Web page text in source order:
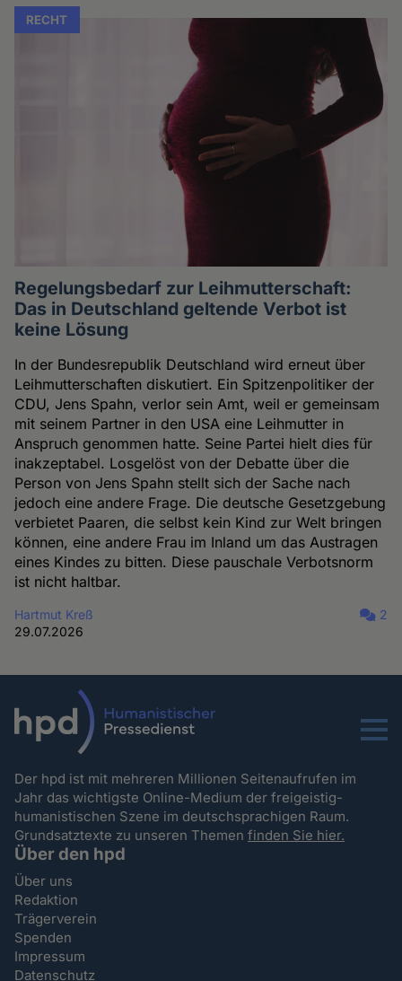
RECHT
Regelungsbedarf zur Leihmutterschaft:
Das in Deutschland geltende Verbot ist
keine Lösung
In der Bundesrepublik Deutschland wird erneut über
Leihmutterschaften diskutiert. Ein Spitzenpolitiker der
CDU, Jens Spahn, verlor sein Amt, weil er gemeinsam
mit seinem Partner in den USA eine Leihmutter in
Anspruch genommen hatte. Seine Partei hielt dies für
inakzeptabel. Losgelöst von der Debatte über die
Person von Jens Spahn stellt sich der Sache nach
jedoch eine andere Frage. Die deutsche Gesetzgebung
verbietet Paaren, die selbst kein Kind zur Welt bringen
können, eine andere Frau im Inland um das Austragen
eines Kindes zu bitten. Diese pauschale Verbotsnorm
ist nicht haltbar.
Hartmut Kreß
29.07.2026
2
Menu
Der hpd ist mit mehreren Millionen Seitenaufrufen im
Jahr das wichtigste Online-Medium der freigeistig-
humanistischen Szene im deutschsprachigen Raum.
Grundsatztexte zu unseren Themenfinden Sie hier.
Über den hpd
Über uns
Redaktion
Trägerverein
Spenden
Impressum
Datenschutz